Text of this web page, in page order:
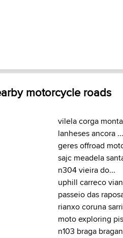
motorcycle roads
vilela corga
lanheses ancora ...
geres offroad
sajc meadela
n304 vieira do...
uphill carreco
passeio das
rianxo coruna
moto exploring
n103 braga